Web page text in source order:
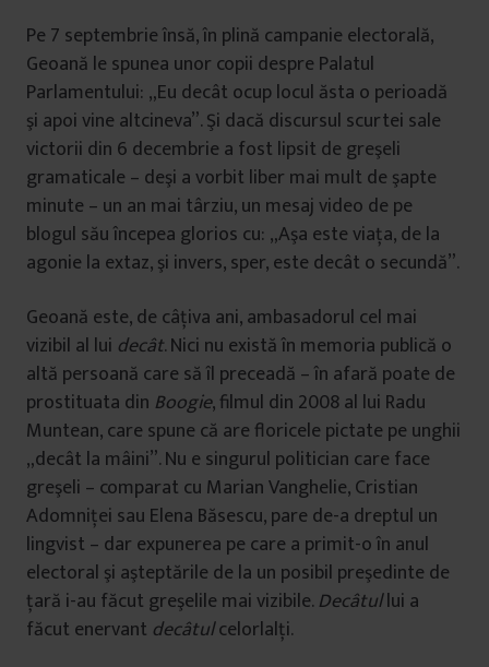
Pe 7 septembrie însă, în plină campanie electorală,
Geoană le spunea unor copii despre Palatul
Parlamentului: „Eu decât ocup locul ăsta o perioadă
şi apoi vine altcineva”. Şi dacă discursul scurtei sale
victorii din 6 decembrie a fost lipsit de greşeli
gramaticale – deşi a vorbit liber mai mult de şapte
minute – un an mai târziu, un mesaj video de pe
blogul său începea glorios cu: „Aşa este viaţa, de la
agonie la extaz, şi invers, sper, este decât o secundă”.
Geoană este, de câţiva ani, ambasadorul cel mai
vizibil al lui decât. Nici nu există în memoria publică o
altă persoană care să îl preceadă – în afară poate de
prostituata din Boogie, filmul din 2008 al lui Radu
Muntean, care spune că are floricele pictate pe unghii
„decât la mâini”. Nu e singurul politician care face
greşeli – comparat cu Marian Vanghelie, Cristian
Adomniţei sau Elena Băsescu, pare de-a dreptul un
lingvist – dar expunerea pe care a primit-o în anul
electoral şi aşteptările de la un posibil preşedinte de
ţară i-au făcut greşelile mai vizibile.Decâtullui a
făcut enervant decâtulcelorlalţi.